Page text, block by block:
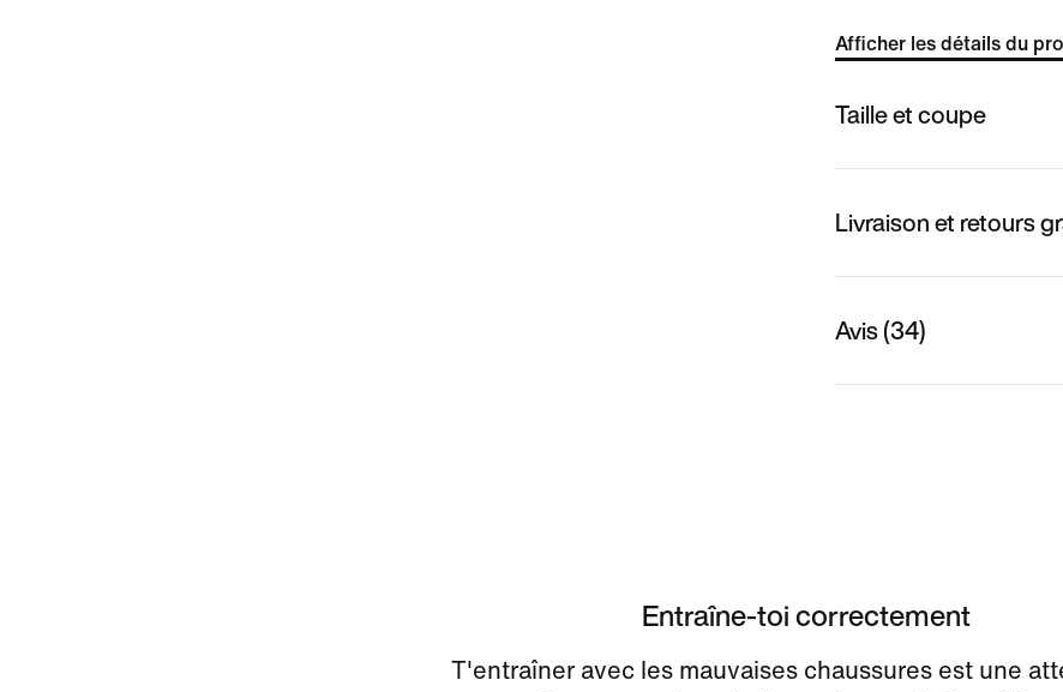
Afficher les détails du
Taille et coupe
Livraison et retours
Avis (34)
Entraîne-toi correctement
T'entraîner avec les mauvaises chaussures est une